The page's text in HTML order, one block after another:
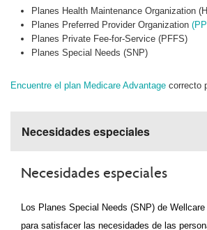
Planes Health Maintenance Organization
Planes Preferred Provider Organization
Planes Private Fee-for-Service (PFFS)
Planes Special Needs (SNP)
Encuentre el plan Medicare Advantage correcto
Necesidades especiales
Necesidades especiales
Los Planes Special Needs (SNP) de
para satisfacer las necesidades de las